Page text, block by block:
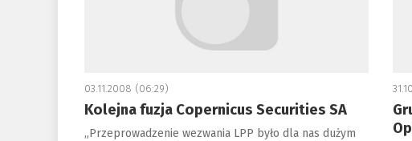
03.11.2008 (06:29)
Kolejna fuzja Copernicus Securities SA
„Przeprowadzenie wezwania LPP było dla nas dużym